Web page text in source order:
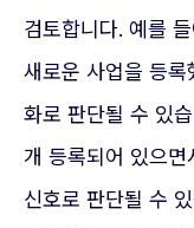
검토합니다. 예를
새로운 사업을 등
화로 판단될 수 있
개 등록되어 있으
신호로 판단될 수